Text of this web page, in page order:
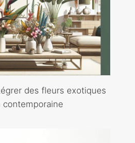
des fleurs exotiques
contemporaine